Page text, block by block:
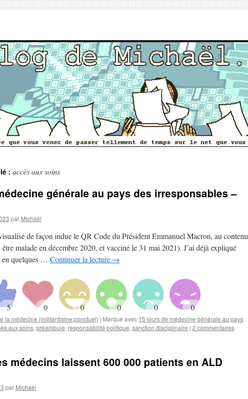
: accès aux soins
générale au pays des irresponsables –
par Michaël
de façon indue le QR Code du Président Emmanuel Macron, au contenu
malade en décembre 2020, et vacciné le 31 mai 2021). J’ai déjà expliqué
quelques … Continuer la lecture →
la médecine (militantisme ponctuel) | Marqué avec 15 jours de médecine générale au pays
aux soins, préambule, responsabilité politique, sanction disciplinaire | 2 commentaires
médecins laissent 600 000 patients en ALD
par Michaël